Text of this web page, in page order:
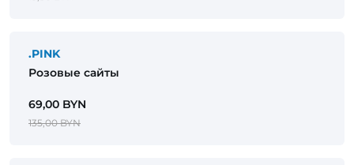
.PINK
Розовые сайты
69,00 BYN
135,00 BYN